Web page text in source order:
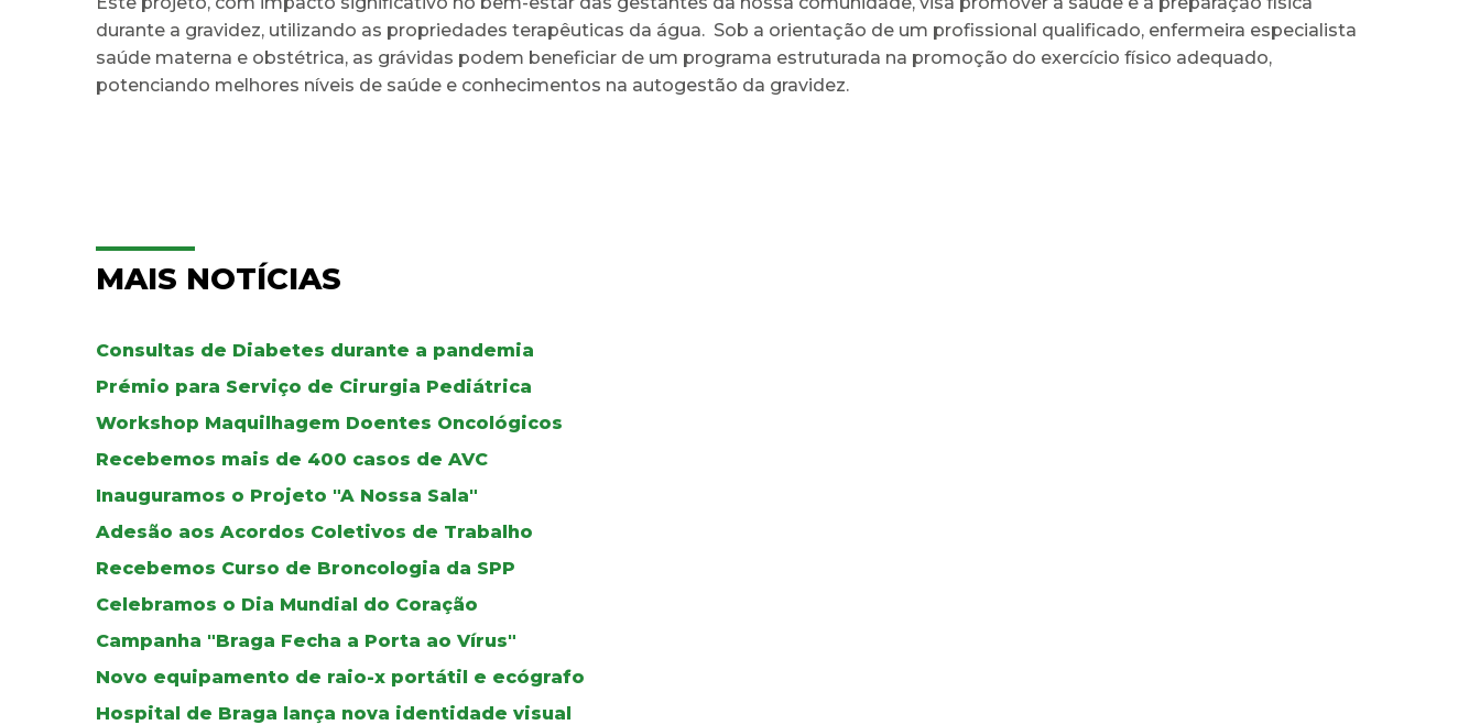
durante a gravidez, utilizando as propriedades terapêuticas da água. Sob a orientação de um profissional qualificado, enfermeira especialista
saúde materna e obstétrica, as grávidas podem beneficiar de um programa estruturada na promoção do exercício físico adequado,
potenciando melhores níveis de saúde e conhecimentos na autogestão da gravidez.
MAIS NOTÍCIAS
Consultas de Diabetes durante a pandemia
Prémio para Serviço de Cirurgia Pediátrica
Workshop Maquilhagem Doentes Oncológicos
Recebemos mais de 400 casos de AVC
Inauguramos o Projeto "A Nossa Sala"
Adesão aos Acordos Coletivos de Trabalho
Recebemos Curso de Broncologia da SPP
Celebramos o Dia Mundial do Coração
Campanha "Braga Fecha a Porta ao Vírus"
Novo equipamento de raio-x portátil e ecógrafo
Hospital de Braga lança nova identidade visual